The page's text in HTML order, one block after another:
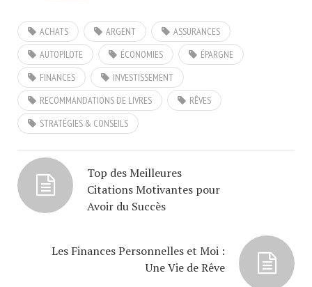
ACHATS ARGENT
ASSURANCES
AUTOPILOTE
ÉCONOMIES
ÉPARGNE
FINANCES
INVESTISSEMENT
RECOMMANDATIONS DE LIVRES
RÊVES
STRATÉGIES & CONSEILS
Top des Meilleures
Citations Motivantes pour
Avoir du Succès
Les Finances Personnelles et Moi :
Une Vie de Rêve